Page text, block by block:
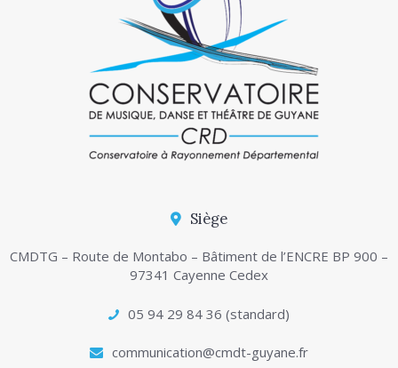
Siège
CMDTG – Route de Montabo – Bâtiment de l’ENCRE BP 900 –
97341 Cayenne Cedex
05 94 29 84 36 (standard)
communication@cmdt-guyane.fr